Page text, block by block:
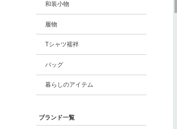
和装小物
履物
Tシャツ襦袢
バッグ
暮らしのアイテム
ブランド一覧